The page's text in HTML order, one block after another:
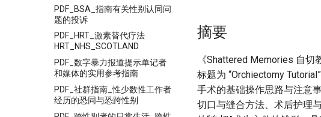
PDF_BSA_指南有关性别认同问
题的投诉
PDF_HRT_激素替代疗法
HRT_NHS_SCOTLAND
PDF_数字暴力报道提示单记者
和媒体的实用参考指南
PDF_社群指南_性少数性工作者
经历的恐同与恐跨性别
摘要
《Shattered Memories 自
标题为 “Orchiectomy
手术的基础操作思路与注意
切口与缝合方法、术后护理